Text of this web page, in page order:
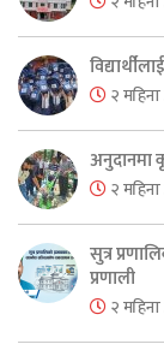
२
अनुदानमा
२
सुत्र
प्रणाली
२